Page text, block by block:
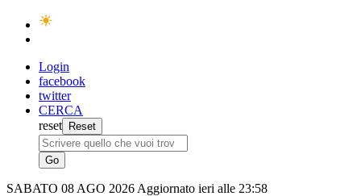
Login
facebook
twitter
CERCA
reset
SABATO 08 AGO 2026 Aggiornato ieri alle 23:58